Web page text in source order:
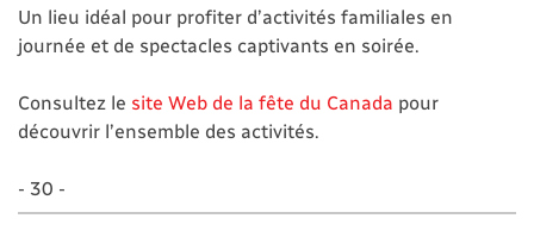
Un lieu idéal pour profiter d’activités familiales en
journée et de spectacles captivants en soirée.
Consultez le site Web de la fête du Canada pour
découvrir l’ensemble des activités.
- 30 -